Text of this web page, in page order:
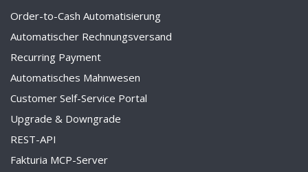
Order-to-Cash Automatisierung
Automatischer Rechnungsversand
Recurring Payment
Automatisches Mahnwesen
Customer Self-Service Portal
Upgrade & Downgrade
REST-API
Fakturia MCP-Server